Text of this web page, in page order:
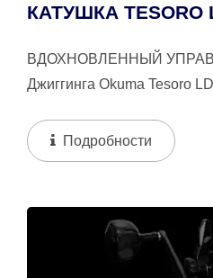
КАТУШКА TESORO
ВДОХНОВЛЕННЫЙ
Джиггинга Okuma Tesoro
Подробности